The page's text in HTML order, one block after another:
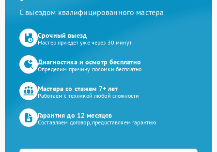
С выездом квалифицированного мастера
Срочный выезд
Мастер приедет уже через 30 минут
Диагностика и осмотр бесплатно
Определим причину поломки бесплатно
Мастера со стажем 7+ лет
Работаем с техникой любой сложности
Гарантия до 12 месяцев
Составляем договор, предоставляем гарантию